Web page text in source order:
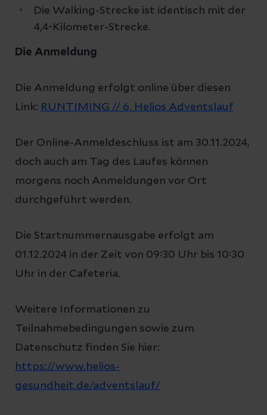
Die Walking-Strecke ist identisch mit der
4,4-Kilometer-Strecke.
Die Anmeldung
Die Anmeldung erfolgt online über diesen
Link: RUNTIMING // 6. Helios Adventslauf
Der Online-Anmeldeschluss ist am 30.11.2024,
doch auch am Tag des Laufes können
morgens noch Anmeldungen vor Ort
durchgeführt werden.
Die Startnummernausgabe erfolgt am
01.12.2024 in der Zeit von 09:30 Uhr bis 10:30
Uhr in der Cafeteria.
Weitere Informationen zu
Teilnahmebedingungen sowie zum
Datenschutz finden Sie hier:
https://www.helios-
gesundheit.de/adventslauf/